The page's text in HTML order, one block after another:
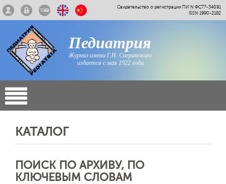
Свидетельство о регистрации ПИ N ФС77-34091
ISSN 1990-2182
Педиатрия
Журнал имени Г.Н. Сперанского
издается с мая 1922 года
КАТАЛОГ
ПОИСК ПО АРХИВУ, ПО
КЛЮЧЕВЫМ СЛОВАМ